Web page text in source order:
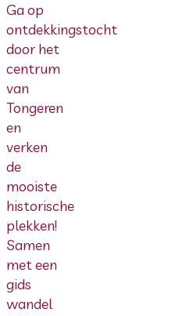
Ga op
ontdekkingstocht
door het
centrum
van
Tongeren
en
verken
de
mooiste
historische
plekken!
Samen
met een
gids
wandel